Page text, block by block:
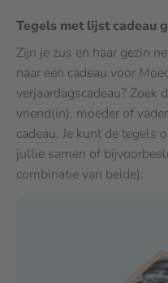
Tegels met lijst cadeau
Zijn je zus en haar gezin
naar een cadeau voor
verjaardagscadeau? Zoek
vriend(in), moeder of
cadeau. Je kunt de tegels
jullie samen of
combinatie van beide).